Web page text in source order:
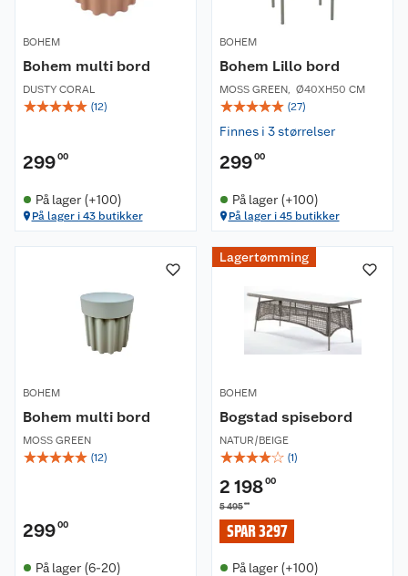
BOHEM
Bohem multi bord
DUSTY CORAL
☆☆☆☆☆ (12)
29900
På lager (+100)
På lager i 43 butikker
BOHEM
Bohem Lillo bord
MOSS GREEN, Ø40XH50 CM
☆☆☆☆☆ (27)
Finnes i 3 størrelser
29900
På lager (+100)
På lager i 45 butikker
BOHEM
Bohem multi bord
MOSS GREEN
☆☆☆☆☆ (12)
29900
På lager (6-20)
Lagertømming
BOHEM
Bogstad spisebord
NATUR/BEIGE
☆☆☆☆☆ (1)
2 19800
5 49500
SPAR 3297
På lager (+100)